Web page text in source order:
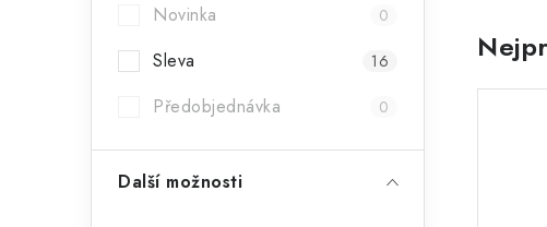
n
Novinka 0
Sleva 16
Předobjednávka 0
Další možnosti